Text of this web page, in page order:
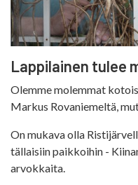
Lappilainen tulee
Olemme molemmat
Markus Rovaniemeltä,
On mukava olla
tällaisiin paikkoihin -
arvokkaita.